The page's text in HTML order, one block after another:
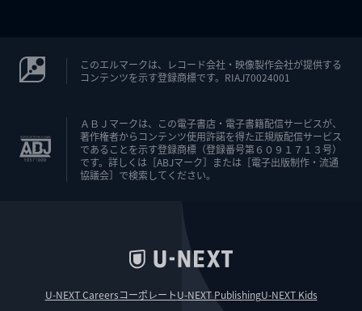
このエルマークは、レコード会社・映像製作会社が提供する
コンテンツを示す登録商標です。RIAJ70024001
ＡＢＪマークは、この電子書店・電子書籍配信サービスが、
著作権者からコンテンツ使用許諾を得た正規版配信サービス
であることを示す登録商標（登録番号第６０９１７１３号）
です。詳しくは［ABJマーク］または［電子出版制作・流通
協議会］で検索してください。
U-NEXT CareersコーポレートU-NEXT PublishingU-NEXT Kids